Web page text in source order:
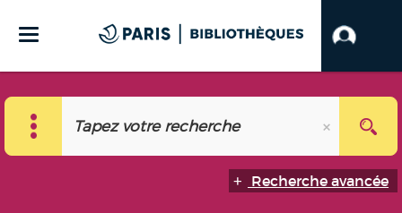
Recherche avancée